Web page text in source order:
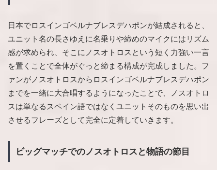
日本でロスインゴベルナブレスデハポンが結成されると、
ユニット名の長さゆえに名乗りや締めのマイクにはリズム
感が求められ、そこにノスオトロスという短く力強い一言
を置くことで全体がぐっと締まる構成が完成しました。フ
ァンがノスオトロスからロスインゴベルナブレスデハポン
までを一緒に大合唱するようになったことで、ノスオトロ
スは単なるスペイン語ではなくユニットそのものを思い出
させるフレーズとして完全に定着していきます。
ビッグマッチでのノスオトロスと物語の節目